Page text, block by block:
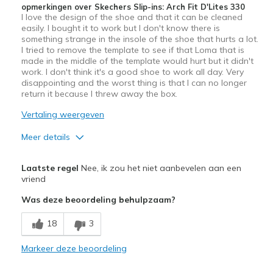
View On Shoes
Shoes are for Wearing
opmerkingen over Skechers Slip-ins: Arch Fit D'Lites 330
I love the design of the shoe and that it can be cleaned
easily. I bought it to work but I don't know there is
something strange in the insole of the shoe that hurts a lot.
I tried to remove the template to see if that Loma that is
made in the middle of the template would hurt but it didn't
work. I don't think it's a good shoe to work all day. Very
disappointing and the worst thing is that I can no longer
return it because I threw away the box.
Vertaling weergeven
Meer details
Attractive Design
Minpunten
Poor Cushioning
Beste toepassingen
Laatste regel Nee, ik zou het niet aanbevelen aan een
vriend
Was deze beoordeling behulpzaam?
18 3
Markeer deze beoordeling